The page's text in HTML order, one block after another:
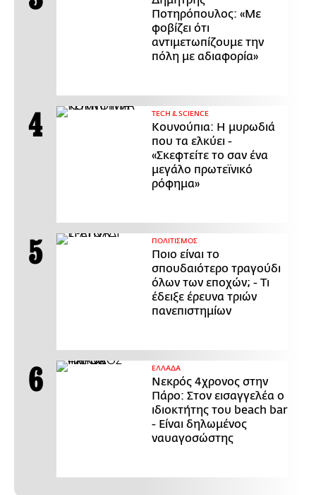
Ποτηρόπουλος: «Με
φοβίζει ότι
αντιμετωπίζουμε την
πόλη με αδιαφορία»
ΤECH & SCIENCE
Κουνούπια: Η μυρωδιά
που τα ελκύει -
«Σκεφτείτε το σαν ένα
μεγάλο πρωτεϊνικό
ρόφημα»
ΠΟΛΙΤΙΣΜΟΣ
Ποιο είναι το
σπουδαιότερο τραγούδι
όλων των εποχών; - Τι
έδειξε έρευνα τριών
πανεπιστημίων
ΕΛΛΑΔΑ
Νεκρός 4χρονος στην
Πάρο: Στον εισαγγελέα ο
ιδιοκτήτης του beach bar
- Είναι δηλωμένος
ναυαγοσώστης